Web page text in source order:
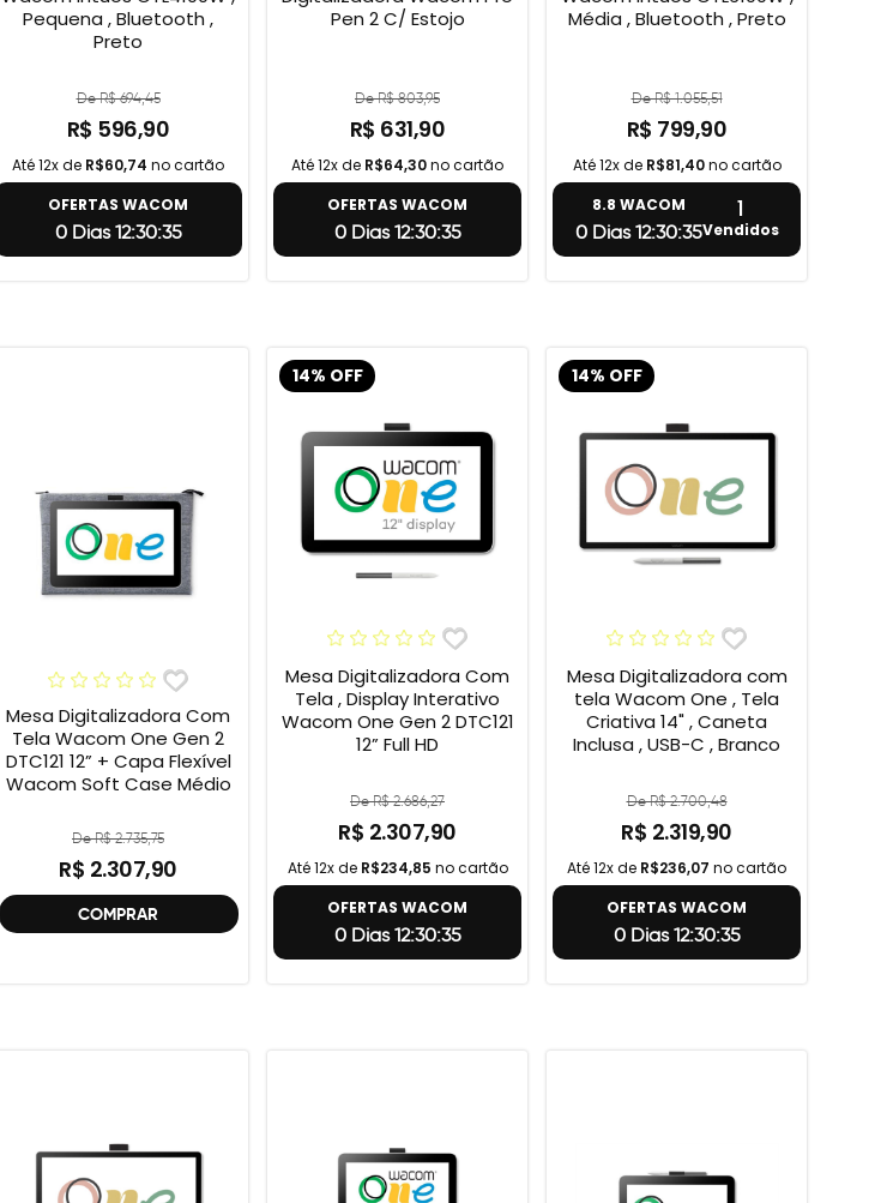
Pequena , Bluetooth ,
Preto
De R$ 694,45
R$ 596,90
Até 12x de R$60,74 no cartão
OFERTAS WACOM
0 Dias 12:30:34
Pen 2 C/ Estojo
De R$ 803,95
R$ 631,90
Até 12x de R$64,30no cartão
OFERTAS WACOM
0 Dias 12:30:34
Média , Bluetooth , Preto
De R$ 1.055,51
R$ 799,90
Até 12x de R$81,40no cartão
8.8 WACOM
0 Dias 12:30:34
1
Vendidos
Mesa Digitalizadora Com
Tela Wacom One Gen 2
DTC121 12” + Capa Flexível
Wacom Soft Case Médio
De R$ 2.735,75
R$ 2.307,90
COMPRAR
14% OFF
Mesa Digitalizadora Com
Tela , Display Interativo
Wacom One Gen 2 DTC121
12” Full HD
De R$ 2.686,27
R$ 2.307,90
Até 12x de R$234,85 no cartão
OFERTAS WACOM
0 Dias 12:30:34
14% OFF
Mesa Digitalizadora com
tela Wacom One , Tela
Criativa 14" , Caneta
Inclusa , USB-C , Branco
De R$ 2.700,48
R$ 2.319,90
Até 12x de R$236,07 no cartão
OFERTAS WACOM
0 Dias 12:30:34